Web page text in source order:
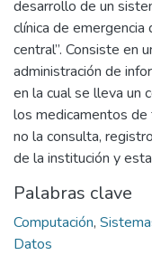
desarrollo de un
clínica de emergencia
central”. Consiste en
administración de
en la cual se lleva un
los medicamentos de
no la consulta,
de la institución y
Palabras clave
Computación,
Datos